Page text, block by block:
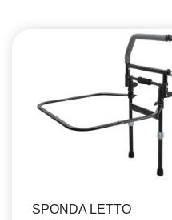
SPONDA LETTO